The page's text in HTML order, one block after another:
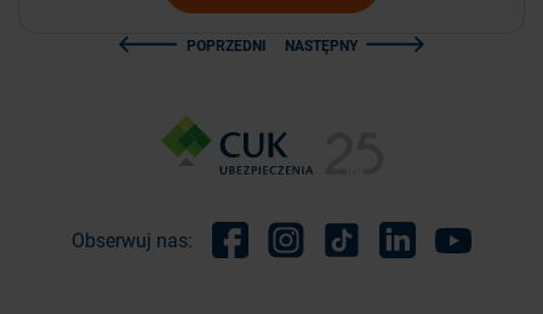
POPRZEDNI NASTĘPNY
Obserwuj nas: